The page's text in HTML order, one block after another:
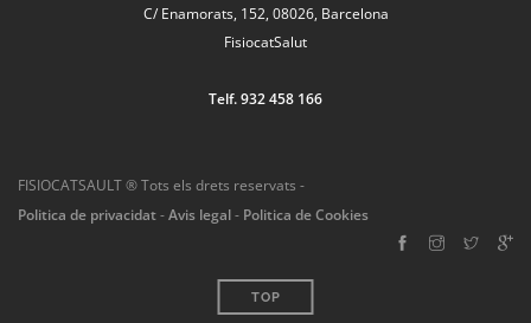
C/ Enamorats, 152, 08026, Barcelona
FisiocatSalut
Telf. 932 458 166
FISIOCATSAULT ® Tots els drets reservats -
Politica de privacidat-Avis legal- Politica de Cookies
TOP